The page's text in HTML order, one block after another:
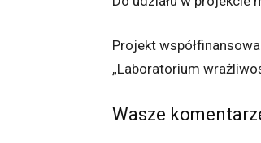
Projekt
„Laboratorium
Wasze